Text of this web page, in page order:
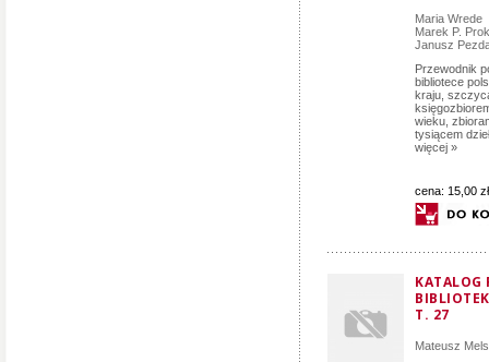
Maria Wrede
Marek P.
Janusz
Przewodnik
bibliotece
kraju,
wieku,
tysiącem
więcej »
cena: 15,00 zł
KATALOG
T. 27
Mateusz